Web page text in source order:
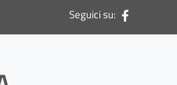
Seguici su: